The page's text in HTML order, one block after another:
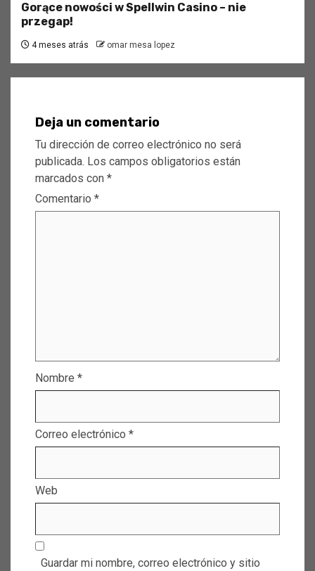
Gorące nowości w Spellwin Casino – nie
przegap!
4 meses atrás omar mesa lopez
Deja un comentario
Tu dirección de correo electrónico no será
publicada. Los campos obligatorios están
marcados con *
Comentario *
Nombre *
Correo electrónico *
Web
Guardar mi nombre, correo electrónico y sitio